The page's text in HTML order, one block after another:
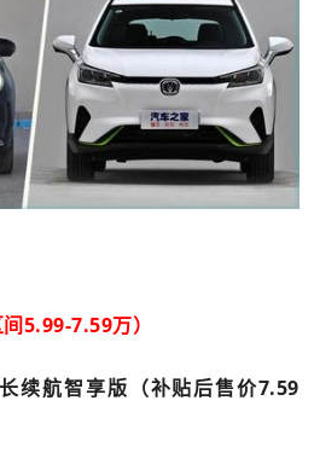
5.99-7.59万）
续航智享版（补贴后售价7.59